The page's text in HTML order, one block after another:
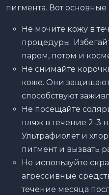
пигмента. Вот основные
Не мочите кожу в
процедуры.
паром, потом и
Не снимайте
коже. Они
способствуют
Не посещайте
пляж в течение 2-3
Ультрафиолет и
пигмент и вызвать
Не используйте
агрессивные
течение месяца